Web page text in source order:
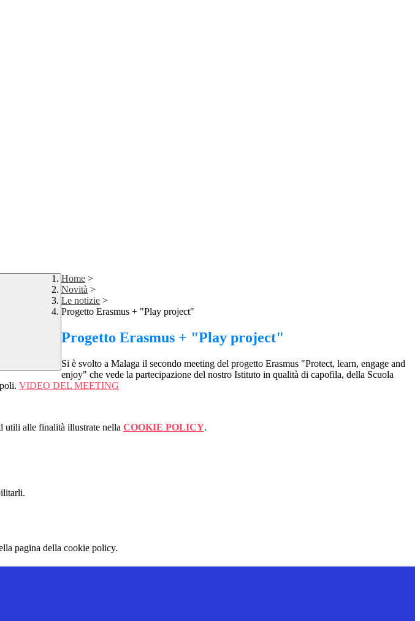
Home >
Novità >
Le notizie >
Progetto Erasmus + "Play project"
Progetto Erasmus + "Play project"
Si è svolto a Malaga il secondo meeting del progetto Erasmus "Protect, learn, engage and
enjoy" che vede la partecipazione del nostro Istituto in qualità di capofila, della Scuola
VIDEO DEL MEETING
utili alle finalità illustrate nella COOKIE POLICY.
pagina della cookie policy.